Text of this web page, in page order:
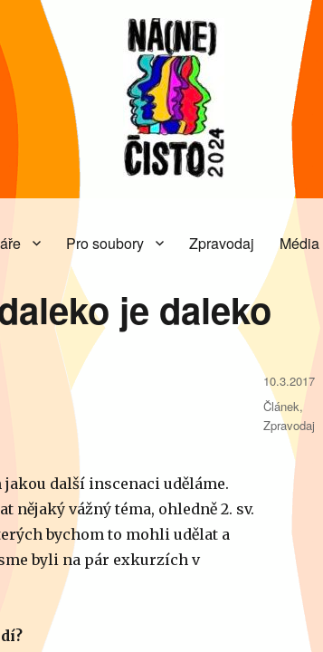
Pro soubory Zpravodaj Média
je daleko
další inscenaci uděláme.
nějaký vážný téma, ohledně 2. sv.
bychom to mohli udělat a
byli na pár exkurzích v
Publikováno:
10.3.2017
Rubriky:
Článek,
Zpravodaj